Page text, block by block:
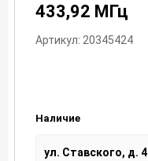
433,92 МГц
Артикул: 20345424
Наличие
ул. Ставского, д. 4